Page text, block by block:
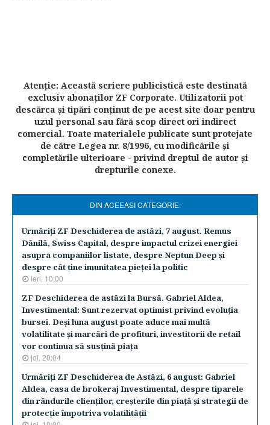
Atenţie: Această scriere publicistică este destinată
exclusiv abonaţilor ZF Corporate. Utilizatorii pot
descărca şi tipări conţinut de pe acest site doar pentru
uzul personal sau fără scop direct ori indirect
comercial. Toate materialele publicate sunt protejate
de către Legea nr. 8/1996, cu modificările şi
completările ulterioare - privind dreptul de autor şi
drepturile conexe.
DIN ACEEASI CATEGORIE:
Urmăriţi ZF Deschiderea de astăzi, 7 august. Remus
Dănilă, Swiss Capital, despre impactul crizei energiei
asupra companiilor listate, despre Neptun Deep şi
despre cât ţine imunitatea pieţei la politic
ieri, 10:00
ZF Deschiderea de astăzi la Bursă. Gabriel Aldea,
Investimental: Sunt rezervat optimist privind evoluţia
bursei. Deşi luna august poate aduce mai multă
volatilitate şi marcări de profituri, investitorii de retail
vor continua să susţină piaţa
joi, 20:04
Urmăriţi ZF Deschiderea de Astăzi, 6 august: Gabriel
Aldea, casa de brokeraj Investimental, despre tiparele
din rândurile clienţilor, creşterile din piaţă şi strategii de
protecţie împotriva volatilităţii